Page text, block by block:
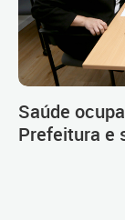
Saúde
Prefeitura e